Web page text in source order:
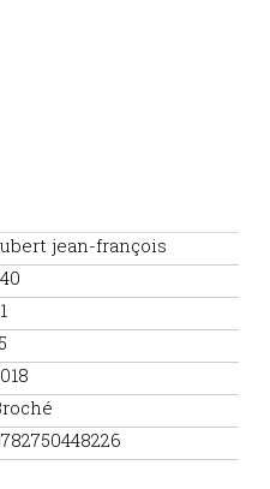
jean-françois